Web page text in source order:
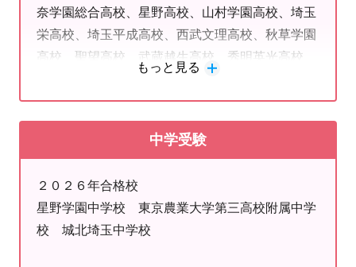
奈学園総合高校、星野高校、山村学園高校、埼玉
栄高校、埼玉平成高校、西武文理高校、秋草学園
高校、聖望高校、武蔵越生高校、秀明英光高校
２０２５年合格校
朝霞高校、坂戸高校、富士見高校、川越工業高
校、川越西高校、川越総合高校、川越市立川越高
川越東高校、星野高校、山村学園高校、山村国際
高校、埼玉栄高校、秀明英光高校、埼玉平成高
校、東野高校、自由の森学園高校
もっと見る
中学受験
２０２６年合格校
星野学園中学校 東京農業大学第三高校附属中学
校 城北埼玉中学校